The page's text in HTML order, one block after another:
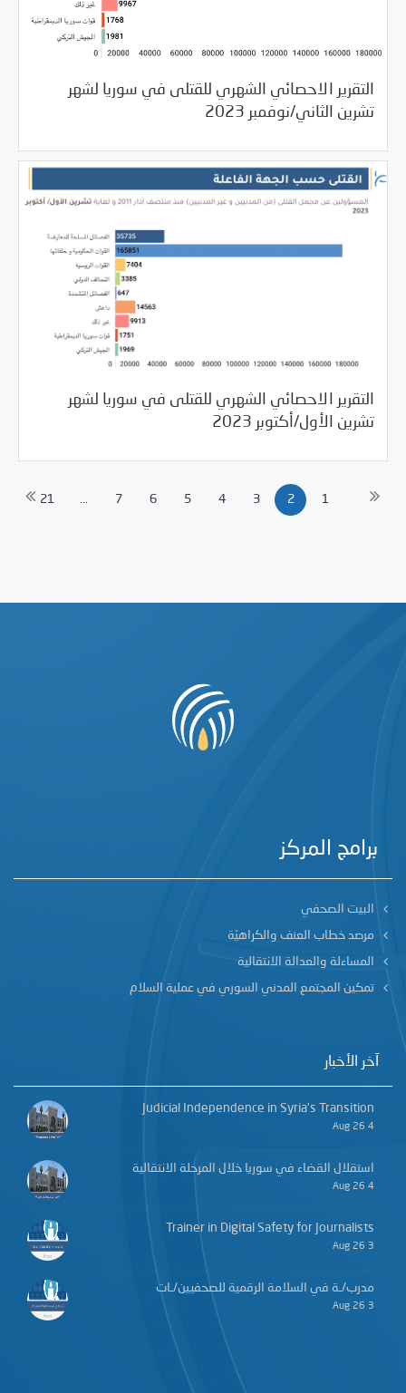
التقرير الاحصائي الشهري للقتلى في سوريا لشهر
تشرين الثاني/نوفمبر 2023
12/07/2023 مرصد الانتهاكات
التقرير الاحصائي الشهري للقتلى في سوريا لشهر
تشرين الأول/أكتوبر 2023
11/03/2023 مرصد الانتهاكات
1
2
3
4
5
6
7
...
21
برامج المركز
البيت الصحفي
مرصد خطاب العنف والكراهيّة
المساءلة والعدالة الانتقالية
تمكين المجتمع المدني السوري في عملية السلام
آخر الأخبار
Judicial Independence in Syria’s Transition
4 Aug 26
استقلال القضاء في سوريا خلال المرحلة الانتقالية
4 Aug 26
Trainer in Digital Safety for Journalists
3 Aug 26
مدرب/ـة في السلامة الرقمية للصحفيين/ـات
3 Aug 26